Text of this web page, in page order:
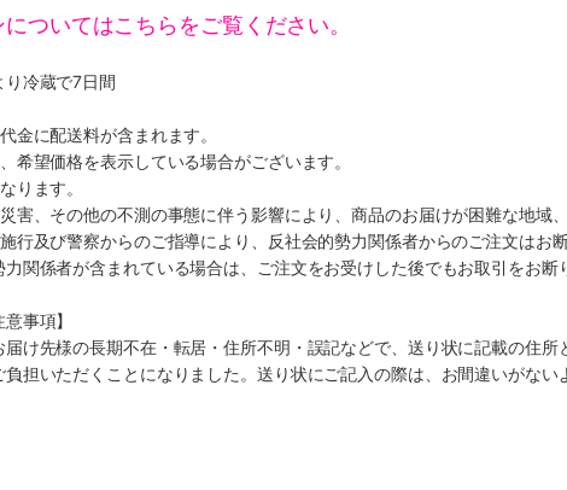
ついてはこちらをご覧ください。
冷蔵で7日間
金に配送料が含まれます。
希望価格を表示している場合がございます。
ります。
害、その他の不測の事態に伴う影響により、商品のお届けが困難な地域
行及び警察からのご指導により、反社会的勢力関係者からのご注文はお
関係者が含まれている場合は、ご注文をお受けした後でもお取引をお断
事項】
届け先様の長期不在・転居・住所不明・誤記などで、送り状に記載の住
担いただくことになりました。送り状にご記入の際は、お間違いがない